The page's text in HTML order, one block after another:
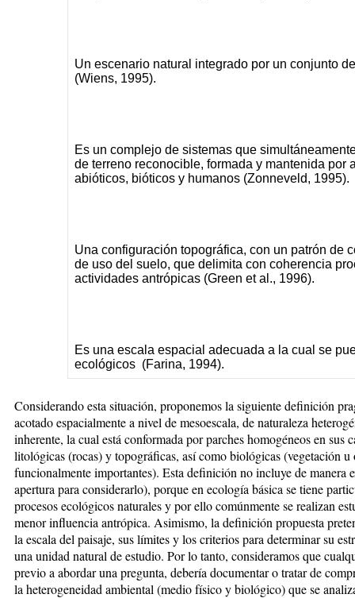
Un escenario natural integrado por un conjunto
(Wiens, 1995).
Es un complejo de sistemas que
de terreno reconocible, formada y mantenida por
abióticos, bióticos y humanos (Zonneveld, 1995).
Una configuración topográfica, con un patrón de
de uso del suelo, que delimita con coherencia
actividades antrópicas (Green et al., 1996).
Es una escala espacial adecuada a la cual se
ecológicos (Farina, 1994).
Considerando esta situación, proponemos la siguiente definición
acotado espacialmente a nivel de mesoescala, de naturaleza
inherente, la cual está conformada por parches homogéneos en sus
litológicas (rocas) y topográficas, así como biológicas (vegetación u
funcionalmente importantes). Esta definición no incluye de manera
apertura para considerarlo), porque en ecología básica se tiene
procesos ecológicos naturales y por ello comúnmente se realizan
menor influencia antrópica. Asimismo, la definición propuesta
la escala del paisaje, sus límites y los criterios para determinar su
una unidad natural de estudio. Por lo tanto, consideramos que
previo a abordar una pregunta, debería documentar o tratar de
la heterogeneidad ambiental (medio físico y biológico) que se